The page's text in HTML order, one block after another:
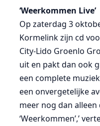
‘Weerkommen Live’
Op zaterdag 3
Kormelink zijn cd
City-Lido Groenlo
uit en pakt dan ook
een complete
een onvergetelijke
meer nog dan
‘Weerkommen’,’